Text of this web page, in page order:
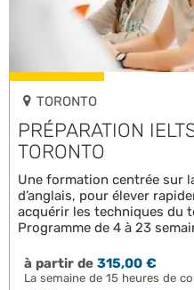
TORONTO
PRÉPARATION
TORONTO
Une formation centrée sur
d’anglais, pour élever
acquérir les techniques du
Programme de 4 à 23
à partir de315,00 €
La semaine de 15 heures de